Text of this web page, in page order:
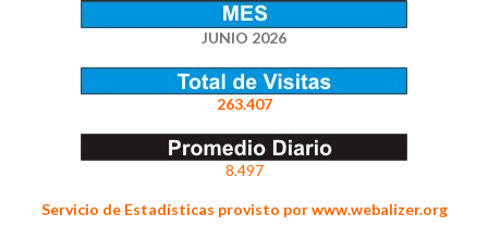
JUNIO 2026
263.407
8.497
Servicio de Estadísticas provisto por www.webalizer.org